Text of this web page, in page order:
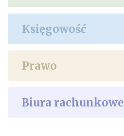
Księgowość
Prawo
Biura rachunkowe